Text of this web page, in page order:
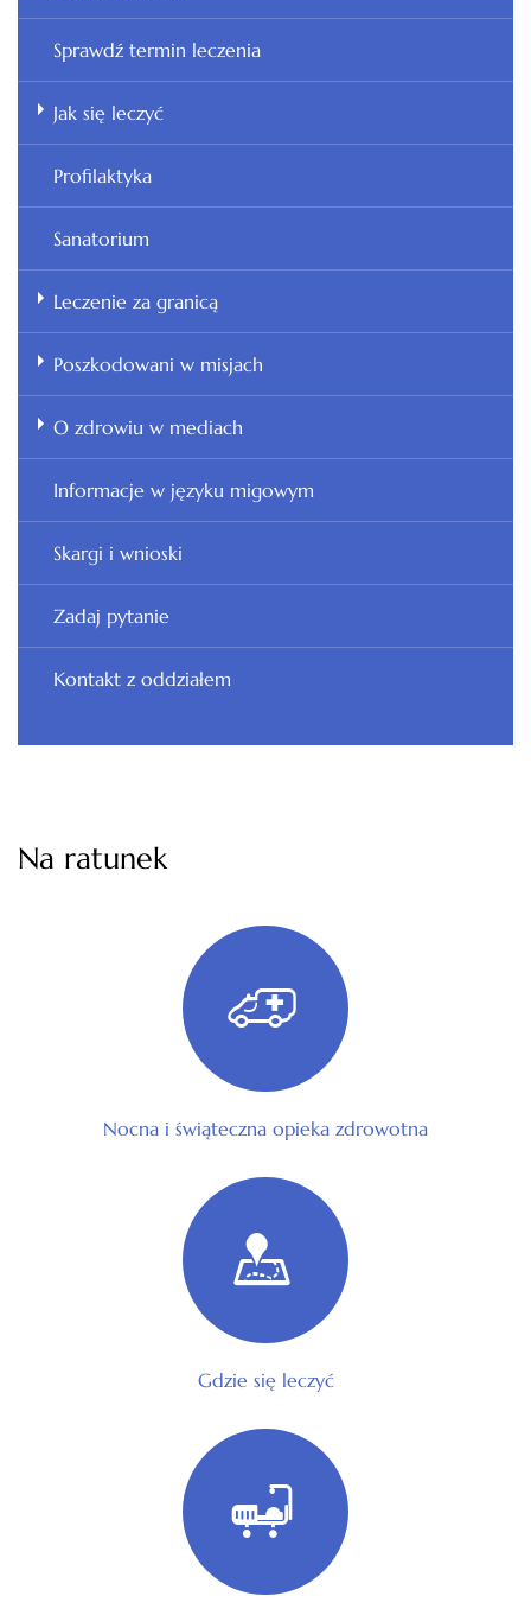
Sprawdź termin leczenia
Jak się leczyć
Profilaktyka
Sanatorium
Leczenie za granicą
Poszkodowani w misjach
O zdrowiu w mediach
Informacje w języku migowym
Skargi i wnioski
Zadaj pytanie
Kontakt z oddziałem
Na ratunek
Nocna i świąteczna opieka zdrowotna
Gdzie się leczyć